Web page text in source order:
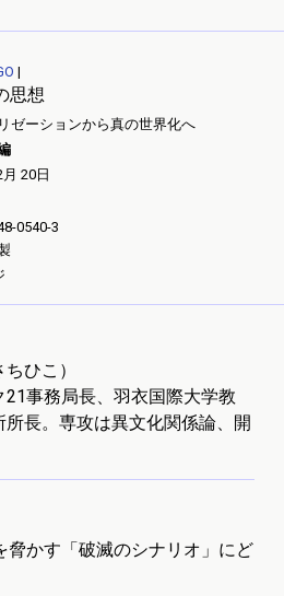
|
思想
ゼーションから真の世界化へ
20日
0540-3
ひこ）
事務局長、羽衣国際大学教
長。専攻は異文化関係論、開
かす「破滅のシナリオ」にど